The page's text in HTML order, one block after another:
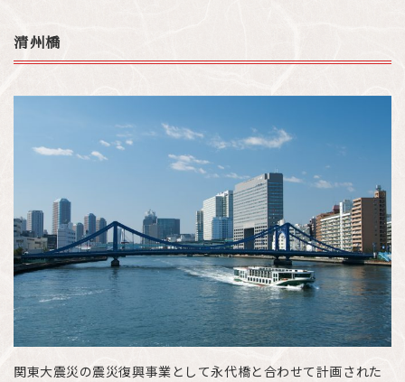
清州橋
関東大震災の震災復興事業として永代橋と合わせて計画された